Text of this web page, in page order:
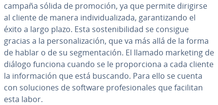
campaña sólida de promoción, ya que permite dirigirse
al cliente de manera in­di­vi­dua­li­za­da, ga­ra­n­ti­za­n­do el
éxito a largo plazo. Esta so­s­te­ni­bi­li­dad se consigue
gracias a la pe­r­so­na­li­za­ción, que va más allá de la forma
de hablar o de su se­g­me­n­ta­ción. El llamado marketing de
diálogo funciona cuando se le pro­po­r­cio­na a cada cliente
la in­fo­r­ma­ción que está buscando. Para ello se cuenta
con so­lu­cio­nes de software pro­fe­sio­na­les que facilitan
esta labor.